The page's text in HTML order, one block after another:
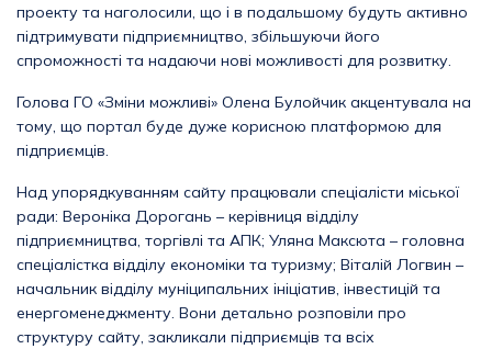
проекту та наголосили, що і в подальшому будуть активно
підтримувати підприємництво, збільшуючи його
спроможності та надаючи нові можливості для розвитку.
Голова ГО «Зміни можливі» Олена Булойчик акцентувала на
тому, що портал буде дуже корисною платформою для
підприємців.
Над упорядкуванням сайту працювали спеціалісти міської
ради: Вероніка Дорогань – керівниця відділу
підприємництва, торгівлі та АПК; Уляна Максюта – головна
спеціалістка відділу економіки та туризму; Віталій Логвин –
начальник відділу муніципальних ініціатив, інвестицій та
енергоменеджменту. Вони детально розповіли про
структуру сайту, закликали підприємців та всіх